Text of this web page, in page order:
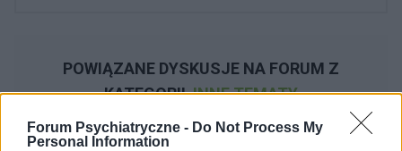
Forum Psychiatryczne - Do Not Process My
Personal Information
POWIĄZANE DYSKUSJE NA FORUM Z
KATEGORIIINNE TEMATY
medforum